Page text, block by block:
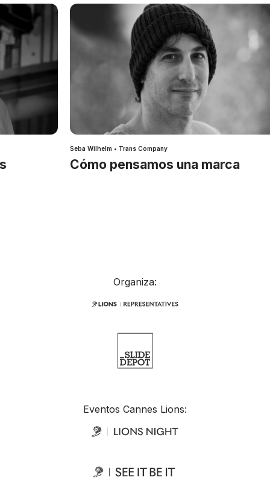
Seba Wilhelm • Trans Company
Cómo pensamos una marca
Organiza:
Eventos Cannes Lions: